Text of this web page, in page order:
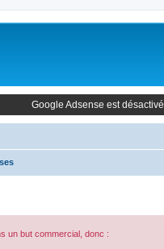
Google Adsense est désactivé.
un but commercial, donc :